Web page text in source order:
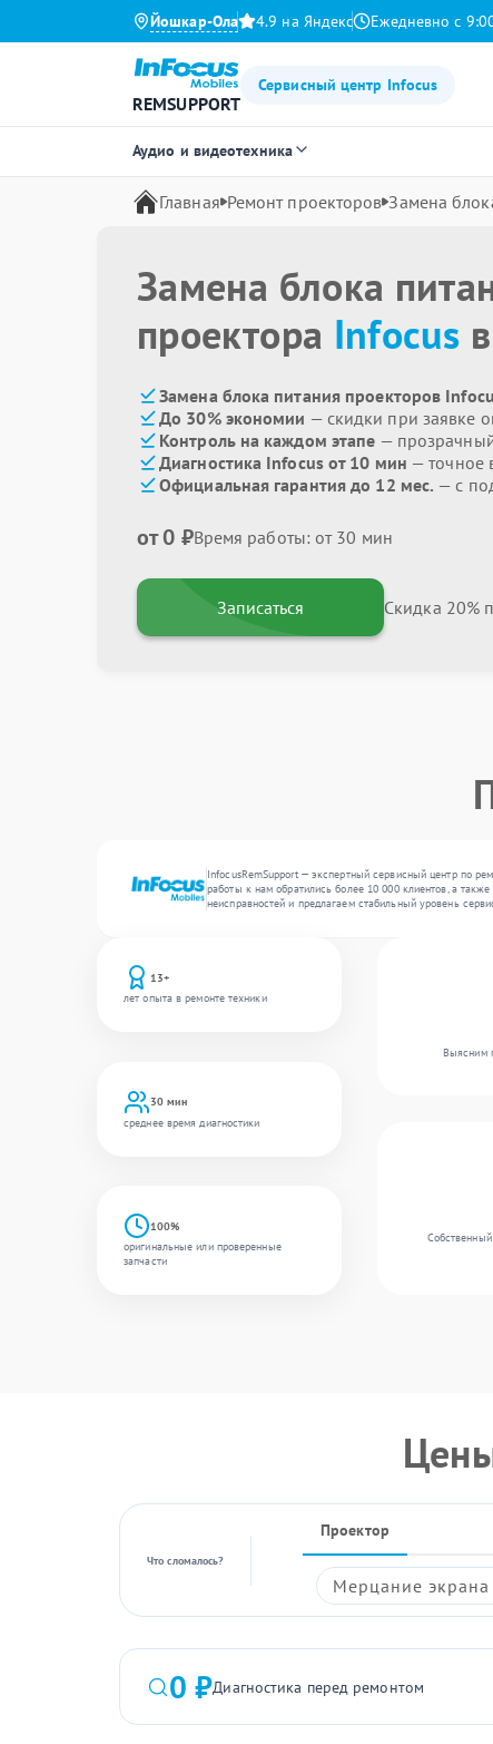
Йошкар-Ола 4.9 на Яндекс Ежедневно с
REMSUPPORT
Сервисный центр Infocus
Аудио и видеотехника
Главная Ремонт проекторов Замена
Замена блока
проектора Infocus
Замена блока питания проекторов
До 30% экономии — скидки при заявке
Контроль на каждом этапе —
Диагностика Infocus от 10 мин — точное
Официальная гарантия до 12 мес. — с
от 0 ₽Время работы: от 30 мин
Записаться Скидка 20%
InfocusRemSupport — экспертный сервисный центр по
работы к нам обратились более 10 000 клиентов, а
неисправностей и предлагаем стабильный уровень
13+
лет опыта в ремонте техники
30 мин
среднее время диагностики
100%
оригинальные или проверенные
запчасти
Выясним
Что сломалось?
Проектор
Мерцание экрана
0 ₽Диагностика перед ремонтом